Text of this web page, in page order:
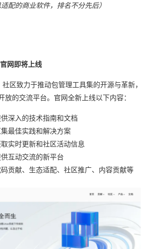
适配的商业软件，排名不分先后）
网即将上线
区致力于推动包管理工具集的开源与革新，
放的交流平台。官网全新上线以下内容：
供深入的技术指南和文档
集最佳实践和解决方案
取实时更新和社区活动信息
互动交流的新平台
码贡献、生态适配、社区推广、内容贡献等